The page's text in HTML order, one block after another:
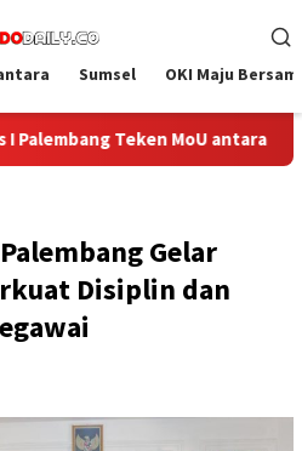
Sumsel OKI Maju
dengan PWM dan UMP
Gelar
Disiplin dan